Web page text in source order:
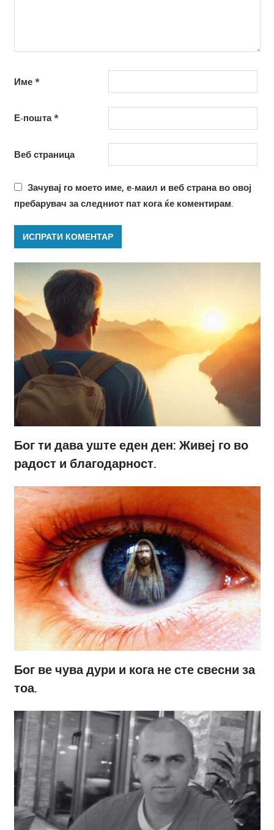
Име *
Е-пошта*
Веб страница
Зачувај го моето име, е-маил и веб страна во овој
пребарувач за следниот пат кога ќе коментирам.
Бог ти дава уште еден ден: Живеј го во
радост и благодарност.
Бог ве чува дури и кога не сте свесни за
тоа.